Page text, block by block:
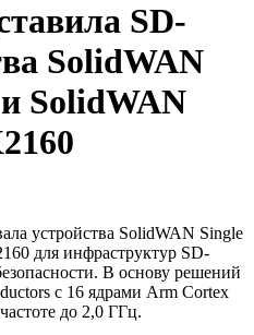
SD-
SolidWAN
SolidWAN
устройства SolidWAN Single
для инфраструктур SD-
В основу решений
с 16 ядрами Arm Cortex
до 2,0 ГГц.